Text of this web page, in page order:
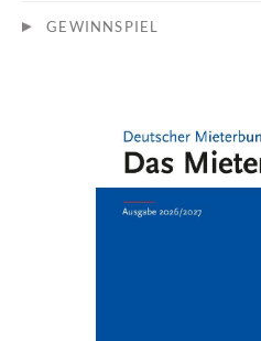
GEWINNSPIEL